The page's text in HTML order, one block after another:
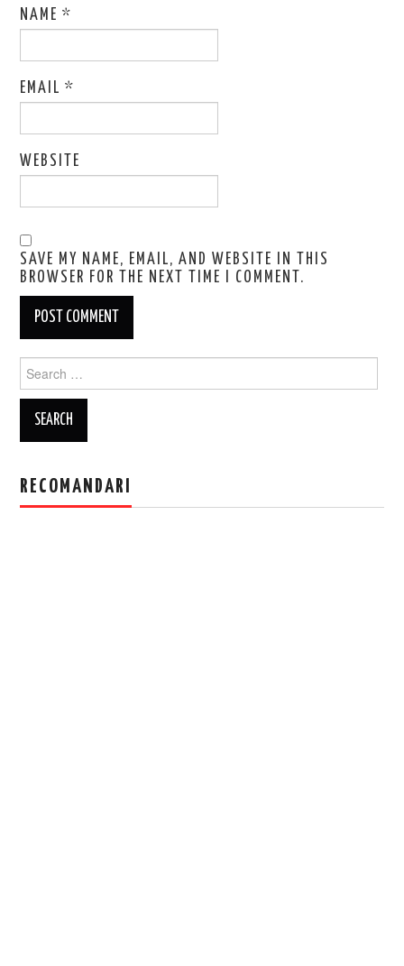
NAME*
EMAIL*
WEBSITE
SAVE MY NAME, EMAIL, AND WEBSITE IN THIS
BROWSER FOR THE NEXT TIME I COMMENT.
for:
RECOMANDARI